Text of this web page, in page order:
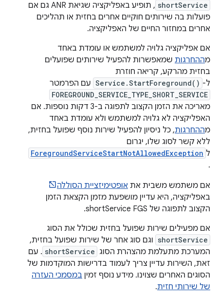
shortService
, תופיע באפליקציה שגיאת ANR גם אם
פועלות בה שירותים חוקיים אחרים בחזית או תהליכים
אחרים במחזור החיים של האפליקציה.
אם אפליקציה גלויה למשתמש או עומדת באחד
מההחרגות שמאפשרות להפעיל שירותים שפועלים
בחזית מהרקע, קריאה חוזרת
ל- Service.StartForeground() עם הפרמטר
FOREGROUND_SERVICE_TYPE_SHORT_SERVICE
מאריכה את הזמן הקצוב לתפוגה ב-3 דקות נוספות. אם
האפליקציה לא גלויה למשתמש ולא עומדת באחד
מההחרגות, כל ניסיון להפעיל שירות נוסף שפועל בחזית,
ללא קשר לסוג שלו, יגרום
ל ForegroundServiceStartNotAllowedException
.
אם משתמש משבית את אופטימיזציית הסוללה
באפליקציה, היא עדיין מושפעת מזמן הקצאת הזמן
הקצוב לתפוגה של shortService FGS.
אם מפעילים שירות שפועל בחזית שכולל את הסוג
shortService וגם סוג אחר של שירות שפועל בחזית,
המערכת מתעלמת מהצהרת הסוג shortService . עם
זאת, השירות עדיין צריך לעמוד בדרישות המוקדמות של
הסוגים האחרים שצוינו. מידע נוסף זמין במסמכי העזרה
של שירותי חזית.